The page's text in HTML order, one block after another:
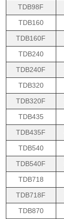
TDB98F
TDB160
TDB160F
TDB240
TDB240F
TDB320
TDB320F
TDB435
TDB435F
TDB540
TDB540F
TDB718
TDB718F
TDB870